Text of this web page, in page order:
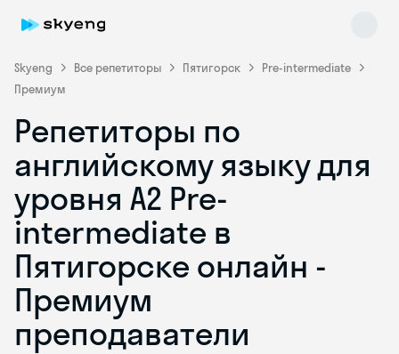
Skyeng Все репетиторы Пятигорск
Pre-intermediate
Премиум
Репетиторы по
английскому языку для
уровня A2 Pre-
intermediate в
Пятигорске онлайн -
Премиум
преподаватели
Skyeng Chat